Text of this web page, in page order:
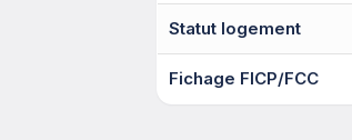
Statut logement
Fichage FICP/FCC